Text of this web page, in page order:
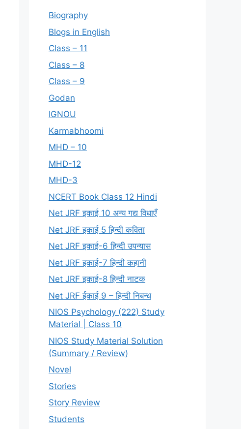
Biography
Blogs in English
Class – 11
Class – 8
Class – 9
Godan
IGNOU
Karmabhoomi
MHD – 10
MHD-12
MHD-3
NCERT Book Class 12 Hindi
Net JRF इकाई 10 अन्य गद्य विधाएँ
Net JRF इकाई 5 हिन्दी कविता
Net JRF इकाई-6 हिन्दी उपन्यास
Net JRF इकाई-7 हिन्दी कहानी
Net JRF इकाई-8 हिन्दी नाटक
Net JRF ईकाई 9 – हिन्दी निबन्ध
NIOS Psychology (222) Study
Material | Class 10
NIOS Study Material Solution
(Summary / Review)
Novel
Stories
Story Review
Students